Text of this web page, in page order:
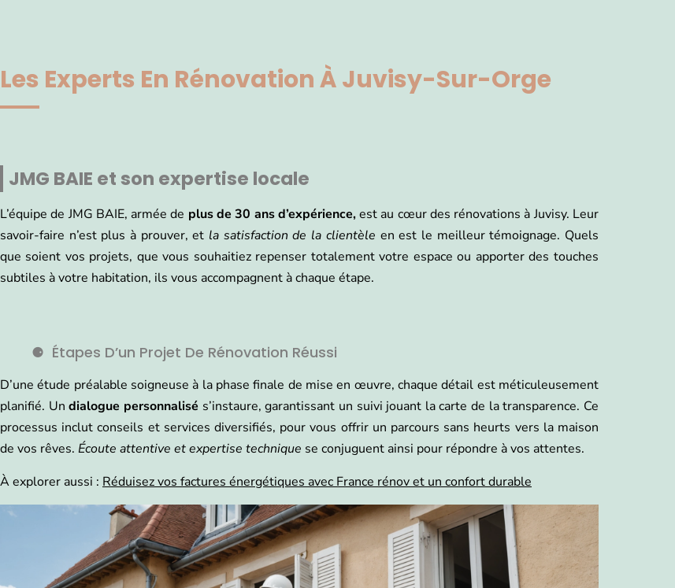
Les Experts En Rénovation À Juvisy-Sur-Orge
JMG BAIE et son expertise locale
L’équipe de JMG BAIE, armée de plus de 30 ans d’expérience,est au cœur des rénovations à Juvisy. Leur
savoir-faire n’est plus à prouver, et la satisfaction de la clientèle en est le meilleur témoignage. Quels
que soient vos projets, que vous souhaitiez repenser totalement votre espace ou apporter des touches
subtiles à votre habitation, ils vous accompagnent à chaque étape.
Étapes D’un Projet De Rénovation Réussi
D’une étude préalable soigneuse à la phase finale de mise en œuvre, chaque détail est méticuleusement
planifié. Un dialogue personnalisé s’instaure, garantissant un suivi jouant la carte de la transparence. Ce
processus inclut conseils et services diversifiés, pour vous offrir un parcours sans heurts vers la maison
de vos rêves. Écoute attentive et expertise technique se conjuguent ainsi pour répondre à vos attentes.
À explorer aussi : Réduisez vos factures énergétiques avec France rénov et un confort durable